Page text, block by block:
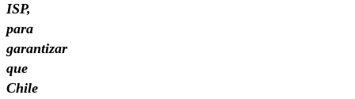
ISP,
para
garantizar
que
Chile